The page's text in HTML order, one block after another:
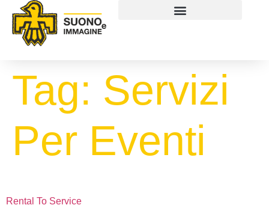
Tag: Servizi
Per Eventi
Rental To Service